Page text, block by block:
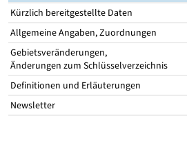
Kürzlich bereitgestellte Daten
Allgemeine Angaben, Zuordnungen
Gebietsveränderungen,
Änderungen zum Schlüsselverzeichnis
Definitionen und Erläuterungen
Newsletter